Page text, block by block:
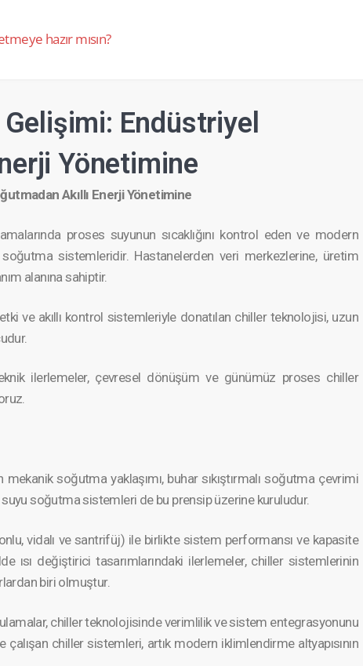
hazır mısın?​
Endüstriyel
Yönetimine
Akıllı Enerji Yönetimine
proses suyunun sıcaklığ­ını kontrol eden ve modern
sistemle­ridir. Hastanel­erden veri merkezle­rine, üretim
alanına sahiptir.
ve akıllı kontrol sistemle­riyle donatılan chiller teknoloj­isi, uzun
ilerleme­ler, çevresel dönüşüm ve günümüz proses chiller
soğutma yaklaşımı, buhar sıkıştır­malı soğutma çevrimi
soğutma sistemleri de bu prensip üzerine kuruludur.
vidalı ve santrifüj) ile birlikte sistem performa­nsı ve kapasite
ısı değiştir­ici tasarıml­arındaki ilerleme­ler, chiller sistemle­rinin
biri olmuştur.
chiller teknoloj­isinde verimlilik ve sistem entegras­yonunu
çalışan chiller sistemleri, artık modern iklimlen­dirme altyapıs­ının